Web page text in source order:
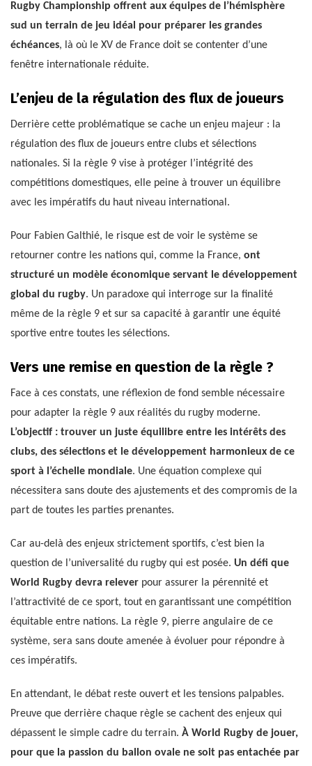
Rugby Championship offrent aux équipes de l’hémisphère
sud un terrain de jeu idéal pour préparer les grandes
échéances, là où le XV de France doit se contenter d’une
fenêtre internationale réduite.
L’enjeu de la régulation des flux de joueurs
Derrière cette problématique se cache un enjeu majeur : la
régulation des flux de joueurs entre clubs et sélections
nationales. Si la règle 9 vise à protéger l’intégrité des
compétitions domestiques, elle peine à trouver un équilibre
avec les impératifs du haut niveau international.
Pour Fabien Galthié, le risque est de voir le système se
retourner contre les nations qui, comme la France, ont
structuré un modèle économique servant le développement
global du rugby. Un paradoxe qui interroge sur la finalité
même de la règle 9 et sur sa capacité à garantir une équité
sportive entre toutes les sélections.
Vers une remise en question de la règle ?
Face à ces constats, une réflexion de fond semble nécessaire
pour adapter la règle 9 aux réalités du rugby moderne.
L’objectif : trouver un juste équilibre entre les intérêts des
clubs, des sélections et le développement harmonieux de ce
sport à l’échelle mondiale. Une équation complexe qui
nécessitera sans doute des ajustements et des compromis de la
part de toutes les parties prenantes.
Car au-delà des enjeux strictement sportifs, c’est bien la
question de l’universalité du rugby qui est posée. Un défi que
World Rugby devra relever pour assurer la pérennité et
l’attractivité de ce sport, tout en garantissant une compétition
équitable entre nations. La règle 9, pierre angulaire de ce
système, sera sans doute amenée à évoluer pour répondre à
ces impératifs.
En attendant, le débat reste ouvert et les tensions palpables.
Preuve que derrière chaque règle se cachent des enjeux qui
dépassent le simple cadre du terrain. À World Rugby de jouer,
pour que la passion du ballon ovale ne soit pas entachée par